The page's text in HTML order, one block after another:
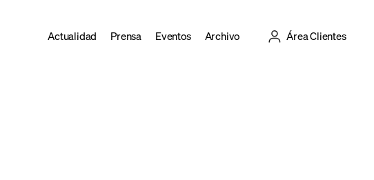
Actualidad Prensa Eventos Archivo Área Clientes